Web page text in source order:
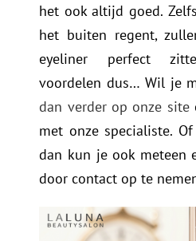
het ook altijd goed.
het buiten regent,
eyeliner perfect
voordelen dus… Wil je
dan verder op onze site
met onze specialiste.
dan kun je ook meteen
door contact op te